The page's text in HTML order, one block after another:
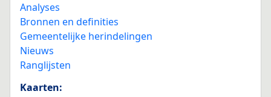
Analyses
Bronnen en definities
Gemeentelijke herindelingen
Nieuws
Ranglijsten
Kaarten: